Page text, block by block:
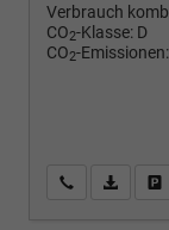
Verbrauch
CO2-Klasse: D
CO2-Emissionen:
Wir rufen Sie an
PDF-